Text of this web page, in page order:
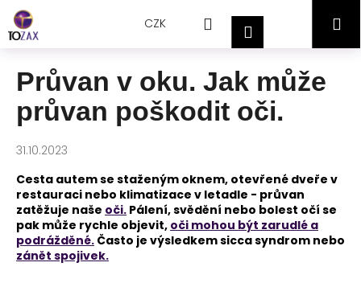
Přejít
obsah
CZK HledatPřihlášeníNákupní
košík
Průvan v oku. Jak může
průvan poškodit oči.
31.10.2023
Cesta autem se staženým oknem, otevřené dveře v
restauraci nebo klimatizace v letadle - průvan
zatěžuje naše oči. Pálení, svědění nebo bolest očí se
pak může rychle objevit, oči mohou být zarudlé a
podrážděné. Často je výsledkem sicca syndrom nebo
zánět spojivek.
o
C
o
p
o
t
ř
e
b
u